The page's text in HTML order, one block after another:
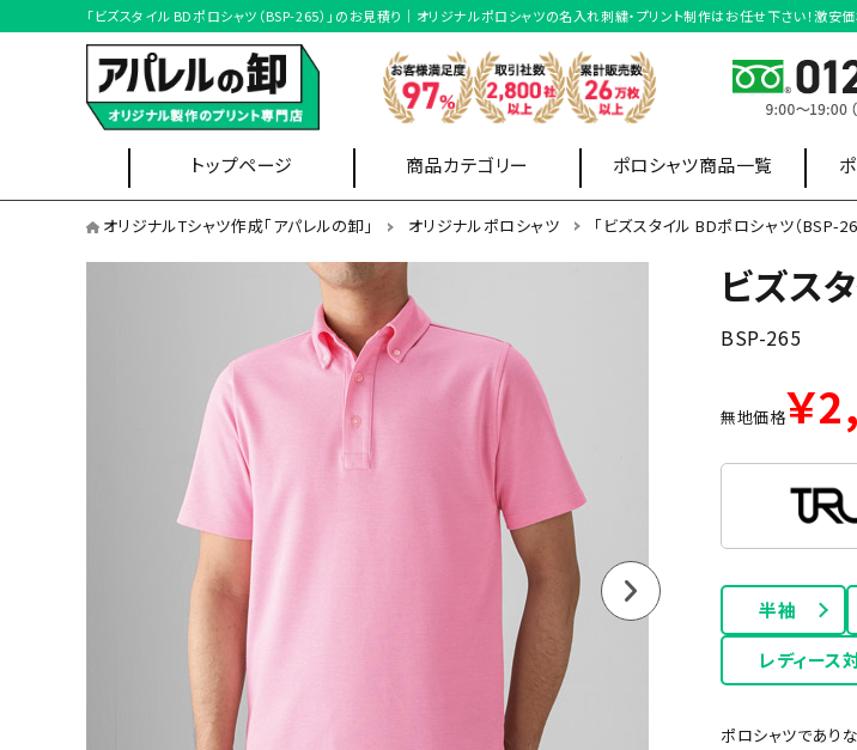
「ビズスタイル BDポロシャツ（BSP-265）」のお見積り｜オリジナルポロシャツの名入れ刺繍・プリント制作はお任せ下さい！激安
トップページ 商品カテゴリー
Tシャツ ブルゾン
スウェット・
パーカー
ポロシャツ商品一覧
イベントスタッフ
オリジナルポロシャツを形状から選ぶ
半袖ポロシャツ 長袖ポロシャツ
ポケット無しポロシャツ
オリジナルポロシャツを機能から選ぶ
ドライポロシャツ
オリジナルポロシャツを本体カラーから選ぶ
オリジナルTシャツ作成「アパレルの卸」 オリジナルポロシャツ 「ビズスタイル BDポロシャツ（BSP-
ビズス
BSP-265
無地価格￥
半袖
レディース
ポロシャツであり